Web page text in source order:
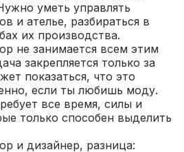
уметь управлять
и ателье, разбираться в
их производства.
не занимается всем этим
закрепляется только за
показаться, что это
если ты любишь моду.
все время, силы и
только способен выделить
и дизайнер, разница: